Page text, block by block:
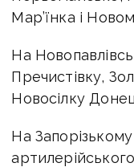
Мар’їнка і
На
Пречистівку,
Новосілку
На